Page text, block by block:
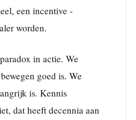
een incentive -
worden.
in actie. We
goed is. We
is. Kennis
dat heeft decennia aan